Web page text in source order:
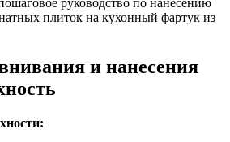
плиток на кухонный фартук из
и нанесения